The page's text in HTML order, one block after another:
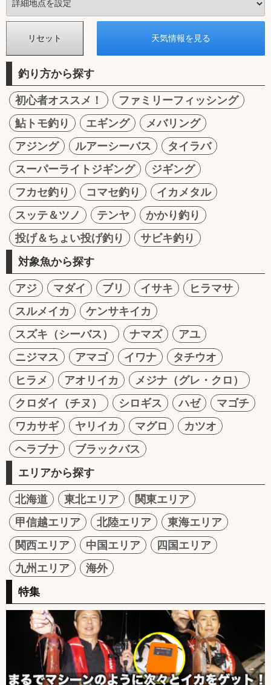
釣り方から探す
初心者オススメ！
ファミリーフィッシング
鮎トモ釣り
エギング
メバリング
アジング
ルアーシーバス
タイラバ
スーパーライトジギング
ジギング
フカセ釣り
コマセ釣り
イカメタル
スッテ＆ツノ
テンヤ
かかり釣り
投げ＆ちょい投げ釣り
サビキ釣り
対象魚から探す
アジ マダイ ブリ イサキ
ヒラマサ
スルメイカ
ケンサキイカ
スズキ（シーバス）
ナマズ
アユ
ニジマス
アマゴ イワナ
タチウオ
ヒラメ
アオリイカ
メジナ（グレ・クロ）
クロダイ（チヌ）
シロギス ハゼ
マゴチ
ワカサギ
ヤリイカ マグロ
カツオ
ヘラブナ
ブラックバス
エリアから探す
北海道 東北エリア
関東エリア
甲信越エリア
北陸エリア
東海エリア
関西エリア
中国エリア
四国エリア
九州エリア
海外
特集